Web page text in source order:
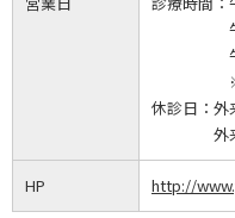
休診日： 外
外
HP http://